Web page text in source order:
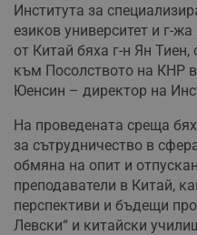
Института за
езиков университет и г-
от Китай бяха г-н Ян
към Посолството на КНР
Юенсин – директор на
На проведената среща
за сътрудничество в
обмяна на опит и
преподаватели в Китай,
перспективи и бъдещи
Левски“ и китайски